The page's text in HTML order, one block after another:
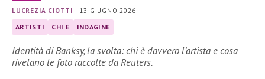
LUCREZIA CIOTTI | 13 GIUGNO 2026
ARTISTI CHI È INDAGINE
Identità di Banksy, la svolta: chi è davvero l’artista e cosa
rivelano le foto raccolte da Reuters.